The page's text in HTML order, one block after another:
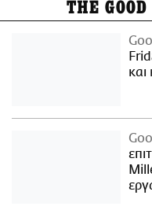
THE
και